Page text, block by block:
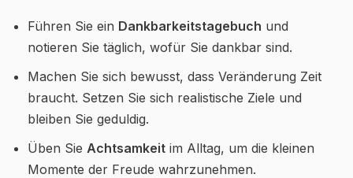
Führen Sie ein Dankbarkeitstagebuch und
notieren Sie täglich, wofür Sie dankbar sind.
Machen Sie sich bewusst, dass Veränderung Zeit
braucht. Setzen Sie sich realistische Ziele und
bleiben Sie geduldig.
Üben Sie Achtsamkeit im Alltag, um die kleinen
Momente der Freude wahrzunehmen.